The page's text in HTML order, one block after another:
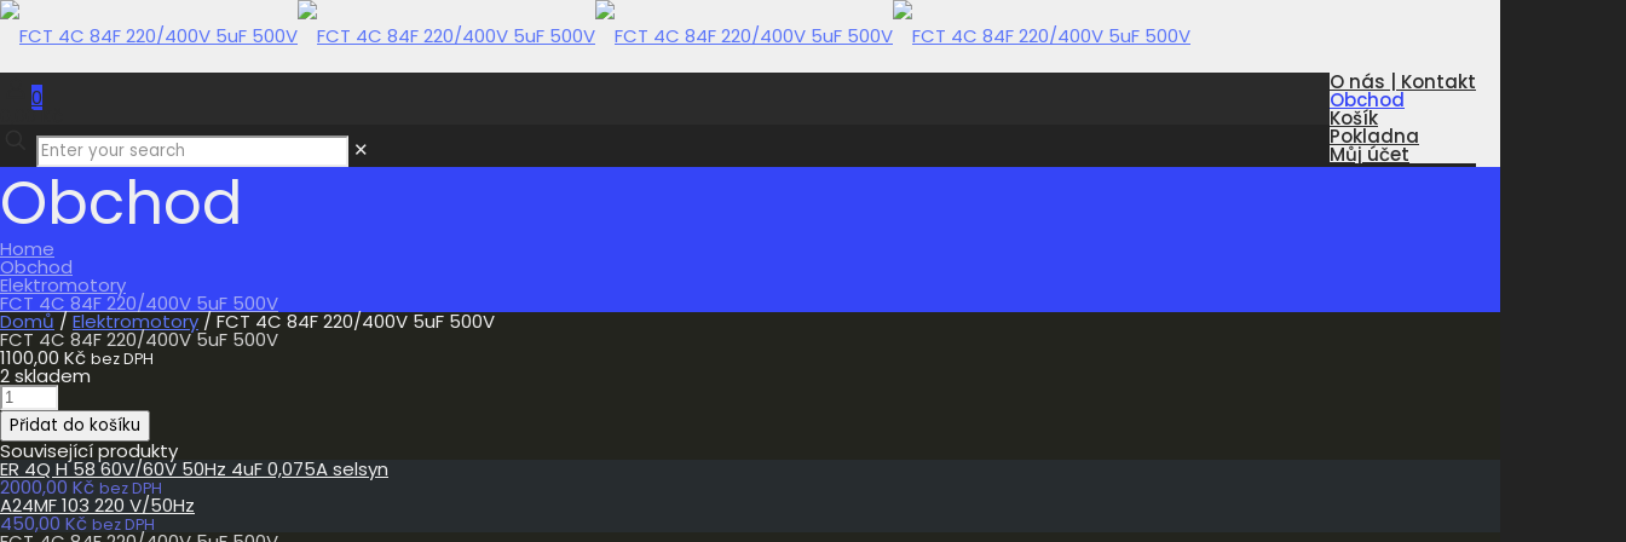
O nás | Kontakt
Obchod
Košík
Pokladna
Můj účet
0
0,00 Kč
✕
Obchod
Home
Obchod
Elektromotory
FCT 4C 84F 220/400V 5uF 500V
Domů / Elektromotory / FCT 4C 84F 220/400V 5uF 500V
FCT 4C 84F 220/400V 5uF 500V
1100,00 Kč bez DPH
2 skladem
FCT
4C
84F
220/400V
5uF
500V
množství
Přidat do košíku
Související produkty
ER 4Q H 58 60V/60V 50Hz 4uF 0,075A selsyn
2000,00 Kč bez DPH
A24MF 103 220 V/50Hz
450,00 Kč bez DPH